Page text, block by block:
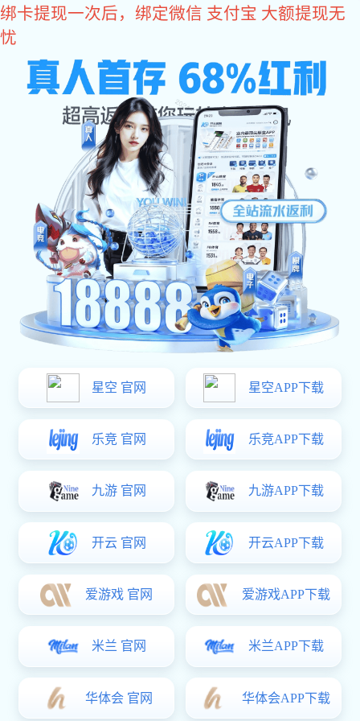
星空电子
地弹簧
星空电子: 门窗密封胶条 铝合金门窗五金
B-780V B-780
B-840 星空电子: B-828
星空电子: B-650 星空电子: B-220
© 2021 星空·(中国)电子官方网站 . 版权所有.
var _hmt = _hmt || []; (function() { var hm =